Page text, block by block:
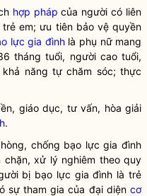
hợp pháp của người có liên
em; ưu tiên bảo vệ quyền
lực gia đìnhlà phụ nữ mang
tháng tuổi, người cao tuổi,
năng tự chăm sóc; thực
giáo dục, tư vấn, hòa giải
.
chống bạo lực gia đình
xử lý nghiêm theo quy
bị bạo lực gia đình là trẻ
sự tham gia của đại diện cơ